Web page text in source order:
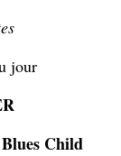
jour
Child